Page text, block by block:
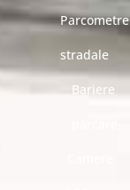
Parcometre
stradale
Bariere